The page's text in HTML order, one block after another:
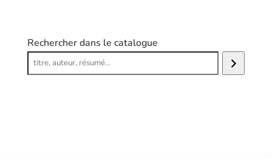
Rechercher dans le catalogue